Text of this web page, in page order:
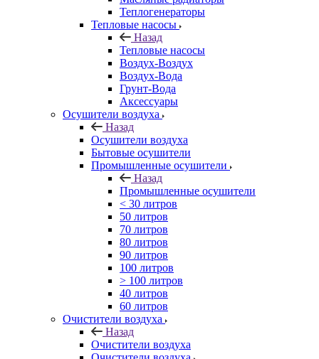
Теплогенераторы
Тепловые насосы
Назад
Тепловые насосы
Воздух-Воздух
Воздух-Вода
Грунт-Вода
Аксессуары
Осушители воздуха
Назад
Осушители воздуха
Бытовые осушители
Промышленные осушители
Назад
Промышленные осушители
< 30 литров
50 литров
70 литров
80 литров
90 литров
100 литров
> 100 литров
40 литров
60 литров
Очистители воздуха
Назад
Очистители воздуха